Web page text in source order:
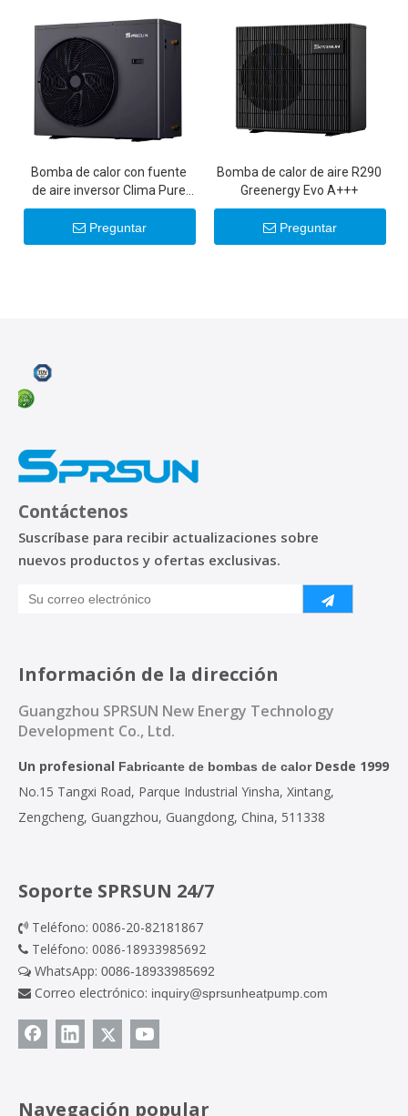
Bomba de calor con fuente
de aire inversor Clima Pure
R32 DC
Preguntar
Bomba de calor de aire R290
Greenergy Evo A+++
Preguntar
Contáctenos
Suscríbase para recibir actualizaciones sobre
nuevos productos y ofertas exclusivas.
Información de la dirección
Guangzhou SPRSUN New Energy Technology
Development Co., Ltd.
Un profesional Fabricante de bombas de calorDesde 1999
No.15 Tangxi Road, Parque Industrial Yinsha, Xintang,
Zengcheng, Guangzhou, Guangdong, China, 511338
Soporte SPRSUN 24/7
 Teléfono: 0086-20-82181867
 Teléfono: 0086-18933985692
 WhatsApp: 0086-18933985692
 Correo electrónico: inquiry@sprsunheatpump.com
Navegación popular